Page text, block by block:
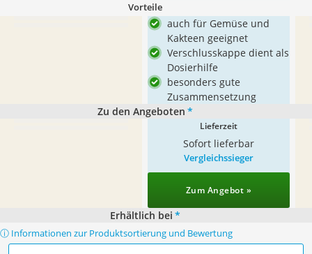
Vorteile
auch für Gemüse und
Kakteen geeignet
Verschlusskappe dient als
Dosierhilfe
besonders gute
Zusammensetzung
Zu den Angeboten *
Lieferzeit
Sofort lieferbar
Vergleichssieger
Zum Angebot »
Erhältlich bei *
ⓘ Informationen zur Produktsortierung und Bewertung